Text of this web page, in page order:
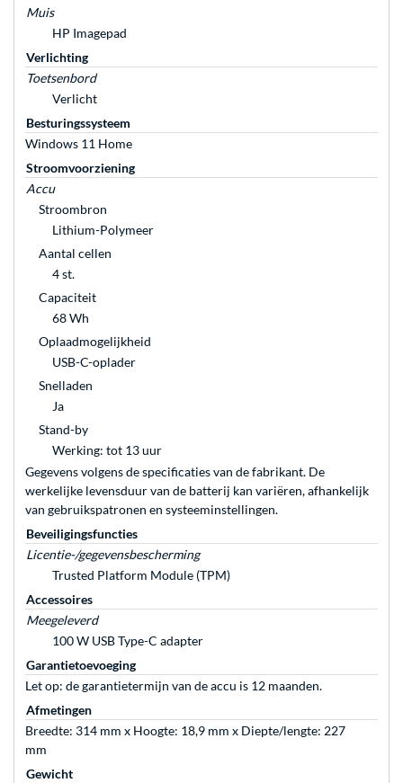
Muis
HP Imagepad
Verlichting
Toetsenbord
Verlicht
Besturingssysteem
Windows 11 Home
Stroomvoorziening
Accu
Stroombron
Lithium-Polymeer
Aantal cellen
4 st.
Capaciteit
68 Wh
Oplaadmogelijkheid
USB-C-oplader
Snelladen
Ja
Stand-by
Werking: tot 13 uur
Gegevens volgens de specificaties van de fabrikant. De
werkelijke levensduur van de batterij kan variëren, afhankelijk
van gebruikspatronen en systeeminstellingen.
Beveiligingsfuncties
Licentie-/gegevensbescherming
Trusted Platform Module (TPM)
Accessoires
Meegeleverd
100 W USB Type-C adapter
Garantietoevoeging
Let op: de garantietermijn van de accu is 12 maanden.
Afmetingen
Breedte: 314 mm x Hoogte: 18,9 mm x Diepte/lengte: 227
mm
Gewicht